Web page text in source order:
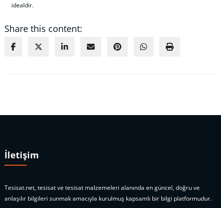
idealdir.
Share this content:
İletişim
Tesisat.net, tesisat ve tesisat malzemeleri alanında en güncel, doğru ve
anlaşılır bilgileri sunmak amacıyla kurulmuş kapsamlı bir bilgi platformudur.